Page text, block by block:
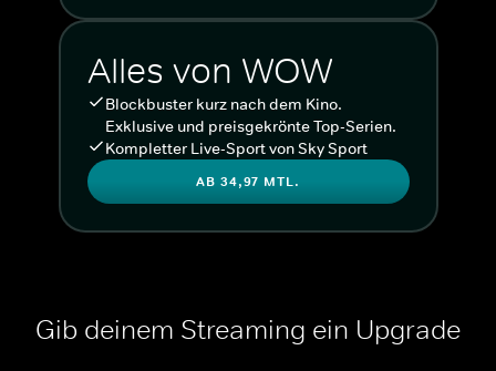
Alles von WOW
Blockbuster kurz nach dem Kino.
Exklusive und preisgekrönte Top-Serien.
Kompletter Live-Sport von Sky Sport
AB 34,97 MTL.
Gib deinem Streaming ein Upgrade